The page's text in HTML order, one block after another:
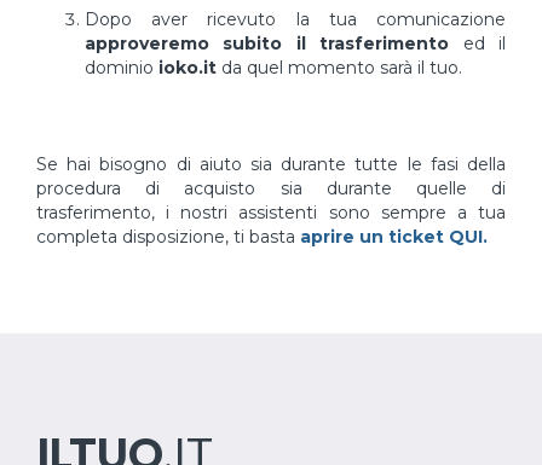
Dopo aver ricevuto la tua comunicazione
approveremo subito il trasferimento ed il
dominio ioko.it da quel momento sarà il tuo.
Se hai bisogno di aiuto sia durante tutte le fasi della
procedura di acquisto sia durante quelle di
trasferimento, i nostri assistenti sono sempre a tua
completa disposizione, ti basta aprire un ticket QUI.
ILTUO.IT